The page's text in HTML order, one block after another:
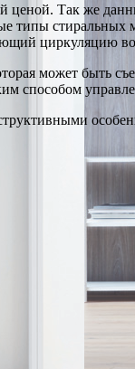
ценой. Так же
типы
циркуляцию
может быть
способом